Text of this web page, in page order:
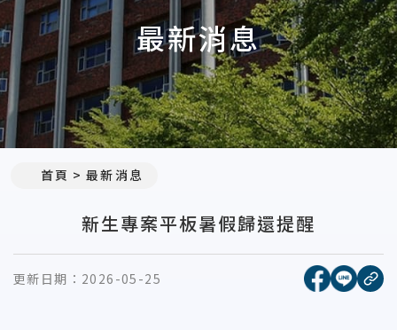
最新消息
首頁 最新消息
新生專案平板暑假歸還提醒
更新日期： 2026-05-25 [另開新
[另開
複